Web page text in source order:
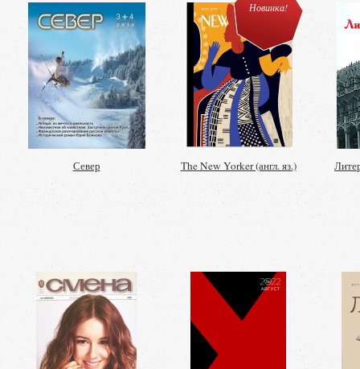
Север
Новинка!
The New Yorker (англ. яз.)